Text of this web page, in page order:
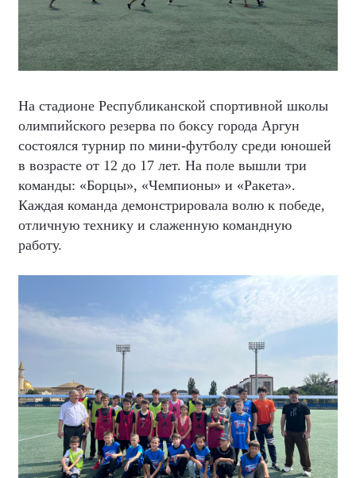
На стадионе Республиканской спортивной школы
олимпийского резерва по боксу города Аргун
состоялся турнир по мини-футболу среди юношей
в возрасте от 12 до 17 лет. На поле вышли три
команды: «Борцы», «Чемпионы» и «Ракета».
Каждая команда демонстрировала волю к победе,
отличную технику и слаженную командную
работу.